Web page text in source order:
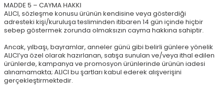
MADDE 5 – CAYMA HAKKI
ALICI, sözleşme konusu ürünün kendisine veya gösterdiği
adresteki kişi/kuruluşa tesliminden itibaren 14 gün içinde hiçbir
sebep göstermek zorunda olmaksızın cayma hakkına sahiptir.
Ancak, yılbaşı, bayramlar, anneler günü gibi belirli günlere yönelik
ALICI’ya özel olarak hazırlanan, satışa sunulan ve/veya ithal edilen
ürünlerde, kampanya ve promosyon ürünlerinde ürünün iadesi
alınamamakta; ALICI bu şartları kabul ederek alışverişini
gerçekleştirmektedir.